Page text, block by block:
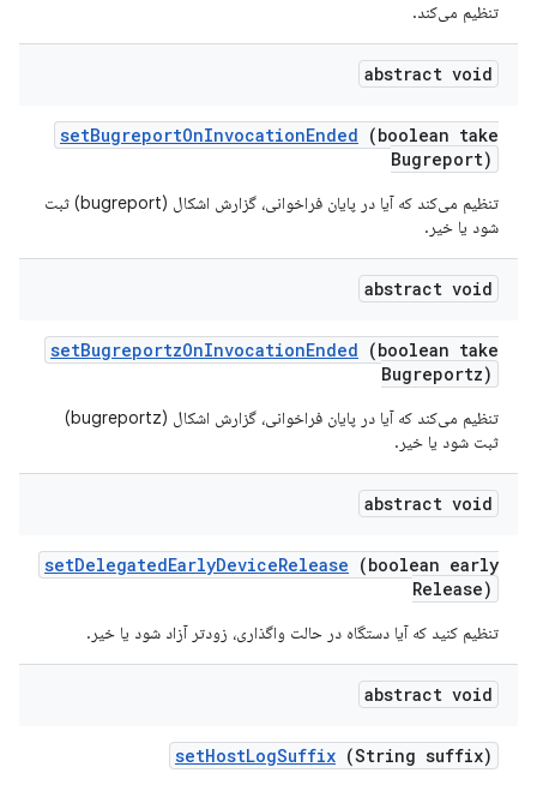
تنظیم می‌کند.
abstract void
setBugreportOnInvocationEnded (boolean take
Bugreport)
تنظیم می‌کند که آیا در پایان فراخوانی، گزارش اشکال (bugreport) ثبت
شود یا خیر.
abstract void
setBugreportzOnInvocationEnded (boolean take
Bugreportz)
تنظیم می‌کند که آیا در پایان فراخوانی، گزارش اشکال (bugreportz)
ثبت شود یا خیر.
abstract void
setDelegatedEarlyDeviceRelease (boolean early
Release)
تنظیم کنید که آیا دستگاه در حالت واگذاری، زودتر آزاد شود یا خیر.
abstract void
setHostLogSuffix (String suffix)